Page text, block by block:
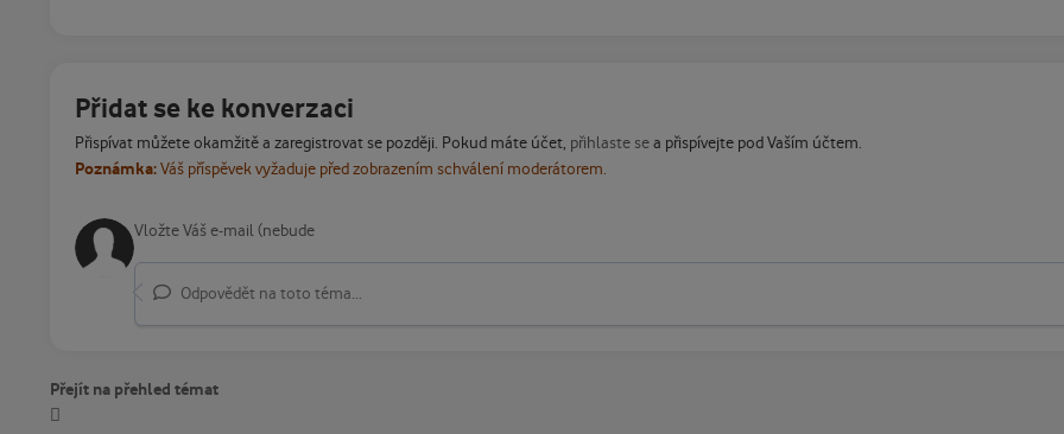
Přidat se ke konverzaci
Přispívat můžete okamžitě a zaregistrovat se později. Pokud máte účet, přihlaste sea přispívejte pod Vaším účtem.
Poznámka:Váš příspěvek vyžaduje před zobrazením schválení moderátorem.
Odpovědět na toto téma...
Přejít na přehled témat